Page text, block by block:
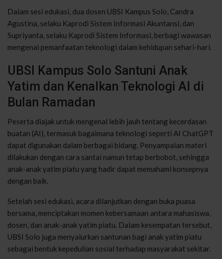
Dalam sesi edukasi, dua dosen UBSI Kampus Solo, Candra
Agustina, selaku Kaprodi Sistem Informasi Akuntansi, dan
Supriyanta, selaku Kaprodi Sistem Informasi, berbagi wawasan
mengenai pemanfaatan teknologi dalam kehidupan sehari-hari.
UBSI Kampus Solo Santuni Anak
Yatim dan Kenalkan Teknologi AI di
Bulan Ramadan
Peserta diajak untuk mengenal lebih jauh tentang kecerdasan
buatan (AI), termasuk bagaimana teknologi seperti AI ChatGPT
dapat digunakan dalam berbagai bidang. Penyampaian materi
dilakukan dengan cara santai namun tetap berbobot, sehingga
anak-anak yatim piatu yang hadir dapat memahami konsepnya
dengan baik.
Setelah sesi edukasi, acara dilanjutkan dengan buka puasa
bersama, menciptakan momen kebersamaan antara mahasiswa,
dosen, dan anak-anak yatim piatu. Dalam kesempatan tersebut,
UBSI Solo juga menyalurkan santunan bagi anak yatim piatu
sebagai bentuk kepedulian sosial terhadap masyarakat sekitar.